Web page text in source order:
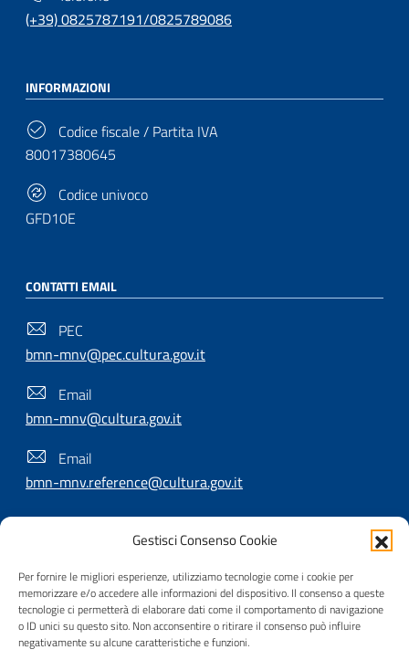
Gestisci Consenso Cookie
Per fornire le migliori esperienze, utilizziamo tecnologie come i cookie per
memorizzare e/o accedere alle informazioni del dispositivo. Il consenso a queste
tecnologie ci permetterà di elaborare dati come il comportamento di navigazione
o ID unici su questo sito. Non acconsentire o ritirare il consenso può influire
negativamente su alcune caratteristiche e funzioni.
(+39) 0825787191/0825789086
INFORMAZIONI
Codice fiscale / Partita IVA
80017380645
Codice univoco
GFD10E
CONTATTI EMAIL
PEC
bmn-mnv@pec.cultura.gov.it
Email
bmn-mnv@cultura.gov.it
Email
bmn-mnv.reference@cultura.gov.it
Useful Links Section
Privacy | Cookie policy | Contatti |